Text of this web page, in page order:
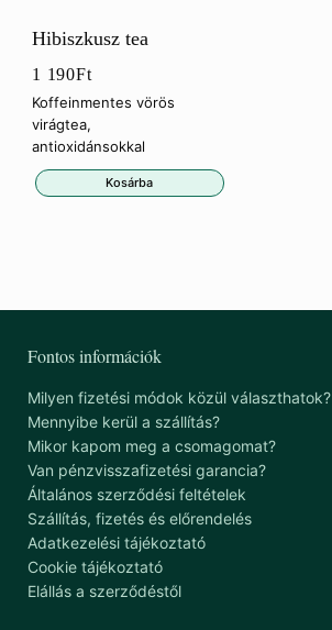
Hibiszkusz tea
1 190Ft
Koffeinmentes vörös
virágtea,
antioxidánsokkal
Kosárba
Fontos információk
Milyen fizetési módok közül választhatok?
Mennyibe kerül a szállítás?
Mikor kapom meg a csomagomat?
Van pénzvisszafizetési garancia?
Általános szerződési feltételek
Szállítás, fizetés és előrendelés
Adatkezelési tájékoztató
Cookie tájékoztató
Elállás a szerződéstől